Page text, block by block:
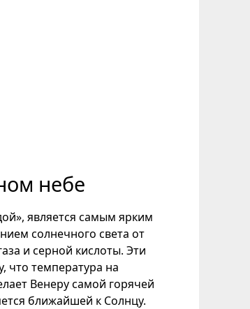
небе
является самым ярким
солнечного света от
и серной кислоты. Эти
что температура на
Венеру самой горячей
ближайшей к Солнцу.